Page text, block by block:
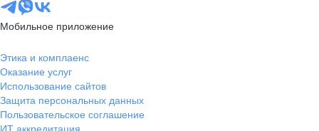
Мобильное приложение
Этика и комплаенс
Оказание услуг
Использование сайтов
Защита персональных данных
Пользовательское соглашение